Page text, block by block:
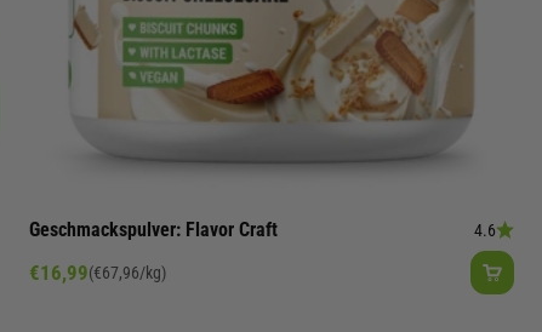
Geschmackspulver: Flavor Craft 4.6
Angebot
€16,99(€67,96/kg)